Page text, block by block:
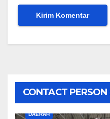
CONTACT
DAERAH